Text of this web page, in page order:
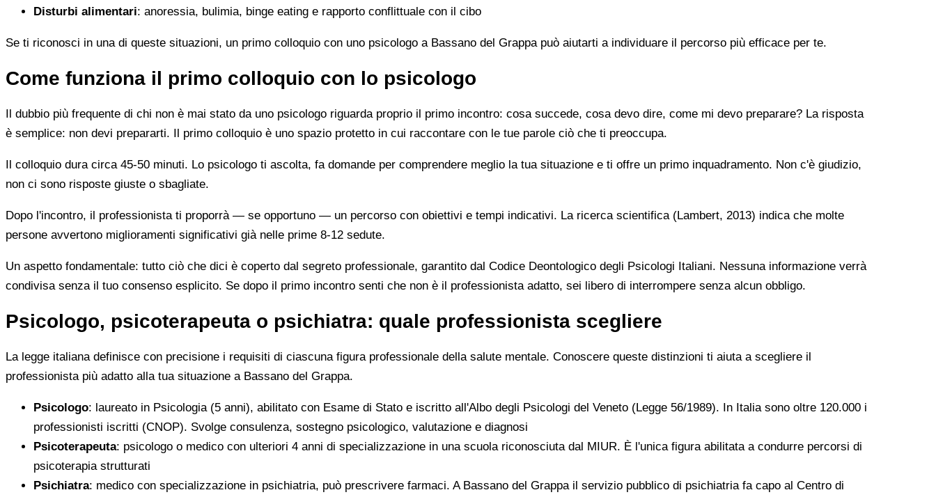
Disturbi alimentari: anoressia, bulimia, binge eating e rapporto conflittuale con il cibo
Se ti riconosci in una di queste situazioni, un primo colloquio con uno psicologo a Bassano del Grappa può aiutarti a individuare il percorso più efficace per te.
Come funziona il primo colloquio con lo psicologo
Il dubbio più frequente di chi non è mai stato da uno psicologo riguarda proprio il primo incontro: cosa succede, cosa devo dire, come mi devo preparare? La risposta
è semplice: non devi prepararti. Il primo colloquio è uno spazio protetto in cui raccontare con le tue parole ciò che ti preoccupa.
Il colloquio dura circa 45-50 minuti. Lo psicologo ti ascolta, fa domande per comprendere meglio la tua situazione e ti offre un primo inquadramento. Non c'è giudizio,
non ci sono risposte giuste o sbagliate.
Dopo l'incontro, il professionista ti proporrà — se opportuno — un percorso con obiettivi e tempi indicativi. La ricerca scientifica (Lambert, 2013) indica che molte
persone avvertono miglioramenti significativi già nelle prime 8-12 sedute.
Un aspetto fondamentale: tutto ciò che dici è coperto dal segreto professionale, garantito dal Codice Deontologico degli Psicologi Italiani. Nessuna informazione verrà
condivisa senza il tuo consenso esplicito. Se dopo il primo incontro senti che non è il professionista adatto, sei libero di interrompere senza alcun obbligo.
Psicologo, psicoterapeuta o psichiatra: quale professionista scegliere
La legge italiana definisce con precisione i requisiti di ciascuna figura professionale della salute mentale. Conoscere queste distinzioni ti aiuta a scegliere il
professionista più adatto alla tua situazione a Bassano del Grappa.
Psicologo: laureato in Psicologia (5 anni), abilitato con Esame di Stato e iscritto all'Albo degli Psicologi del Veneto (Legge 56/1989). In Italia sono oltre 120.000 i
professionisti iscritti (CNOP). Svolge consulenza, sostegno psicologico, valutazione e diagnosi
Psicoterapeuta: psicologo o medico con ulteriori 4 anni di specializzazione in una scuola riconosciuta dal MIUR. È l'unica figura abilitata a condurre percorsi di
psicoterapia strutturati
Psichiatra: medico con specializzazione in psichiatria, può prescrivere farmaci. A Bassano del Grappa il servizio pubblico di psichiatria fa capo al Centro di